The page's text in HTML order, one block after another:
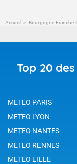
Accueil Bourgogne-Franche-
Top 20
METEO PARIS
METEO LYON
METEO NANTES
METEO RENNES
METEO LILLE